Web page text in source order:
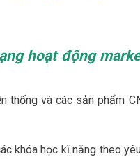
hoạt động
và các sản phẩm
khóa học kĩ năng theo